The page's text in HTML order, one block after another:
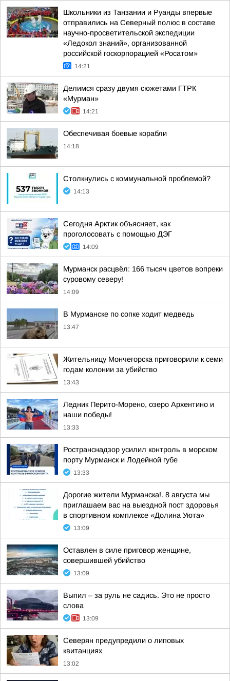
Школьники из Танзании и Руанды впервые
отправились на Северный полюс в составе
научно-просветительской экспедиции
«Ледокол знаний», организованной
российской госкорпорацией «Росатом»
14:21
Делимся сразу двумя сюжетами ГТРК
«Мурман»
14:21
Обеспечивая боевые корабли
14:18
Столкнулись с коммунальной проблемой?
14:13
Сегодня Арктик объясняет, как
проголосовать с помощью ДЭГ
14:09
Мурманск расцвёл: 166 тысяч цветов вопреки
суровому северу!
14:09
В Мурманске по сопке ходит медведь
13:47
Жительницу Мончегорска приговорили к семи
годам колонии за убийство
13:43
Ледник Перито-Морено, озеро Архентино и
наши победы!
13:33
Ространснадзор усилил контроль в морском
порту Мурманск и Лодейной губе
13:33
Дорогие жители Мурманска!. 8 августа мы
приглашаем вас на выездной пост здоровья
в спортивном комплексе «Долина Уюта»
13:09
Оставлен в силе приговор женщине,
совершившей убийство
13:09
Выпил – за руль не садись. Это не просто
слова
13:09
Северян предупредили о липовых
квитанциях
13:02